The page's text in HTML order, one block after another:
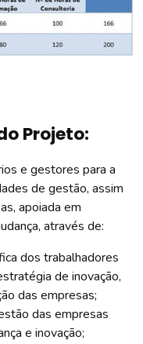
Projeto:
e gestores para a
de gestão, assim
apoiada em
através de:
dos trabalhadores
de inovação,
das empresas;
das empresas
e inovação;